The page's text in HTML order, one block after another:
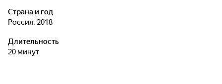
Страна и год
Россия, 2018
Длительность
20 минут